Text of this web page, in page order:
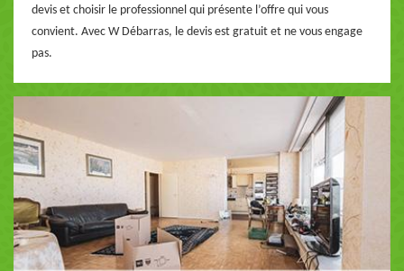
devis et choisir le professionnel qui présente l’offre qui vous
convient. Avec W Débarras, le devis est gratuit et ne vous engage
pas.